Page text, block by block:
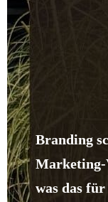
Branding
Marketing-
was das